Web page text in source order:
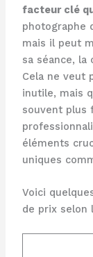
facteur clé
photographe
mais il peut
sa séance,
Cela ne veut
inutile, mais
souvent plus
éléments
uniques
Voici
de prix selon